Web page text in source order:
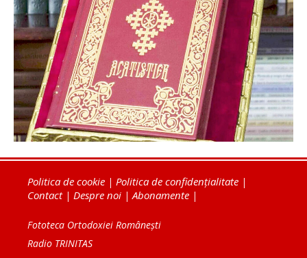
Politica de cookie | Politica de confidențialitate |
Contact| Despre noi | Abonamente |
Fototeca Ortodoxiei Românești
Radio TRINITAS